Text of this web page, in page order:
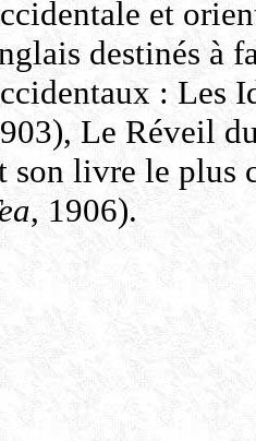
et
destinés à
: Les
Le Réveil
son livre le plus
, 1906).